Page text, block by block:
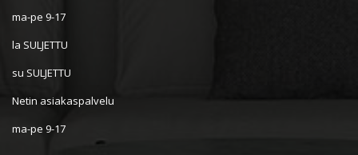
ma-pe 9-17
la SULJETTU
su SULJETTU
Netin asiakaspalvelu
ma-pe 9-17